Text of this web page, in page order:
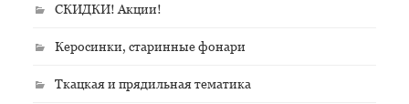
СКИДКИ! Акции!
Керосинки, старинные фонари
Ткацкая и прядильная тематика